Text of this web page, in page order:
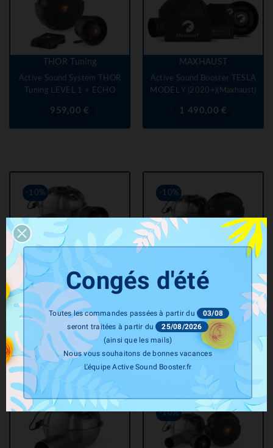
THOR Tuning
Active Sound System THOR
Tuning LEVEL 1 + ECHO
Prix
959,00 €
MAXHAUST
Active Sound Booster TESLA
MODEL Y (2020+)(Maxhaust)
Prix1 490,00 €
-10%
THOR Tuning
Active Sound System THOR
Tuning PRO LEVEL 2 +
ECHO
Prix
base
1 403,00 € Prix
1 262,70 €
-10%
Active Sound System THOR
Tuning PRO LEVEL 3
de
base
1 439,00 € Prix
1 295,10 €
-10%
Congés d'été
Toutes les commandes passées à partir du
03/08
seront traitées à partir du
25/08/2026
(ainsi que les mails)
Nous vous souhaitons de bonnes vacances
L'équipe Active Sound Booster.fr